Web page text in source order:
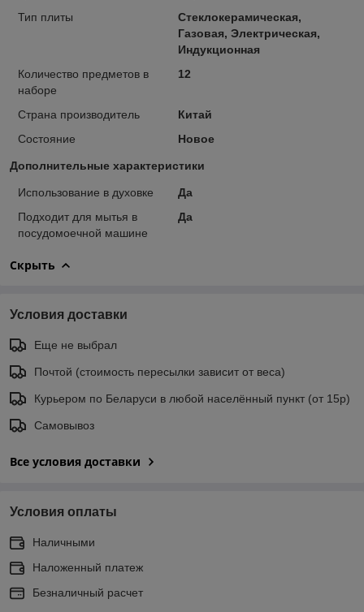
Тип плиты
Стеклокерамическая,
Газовая, Электрическая,
Индукционная
Количество предметов в
наборе
12
Страна производитель
Китай
Состояние
Новое
Дополнительные характеристики
Использование в духовке
Да
Подходит для мытья в
посудомоечной машине
Да
Скрыть
Условия доставки
Еще не выбрал
Почтой (стоимость пересылки зависит от веса)
Курьером по Беларуси в любой населённый пункт (от 15р)
Самовывоз
Все условия доставки
Условия оплаты
Наличными
Наложенный платеж
Безналичный расчет